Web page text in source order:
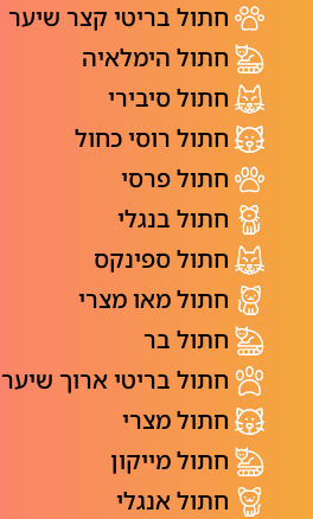
חתול בריטי קצר שיער
חתול הימלאיה
חתול סיבירי
חתול רוסי כחול
חתול פרסי
חתול בנגלי
חתול ספינקס
חתול מאו מצרי
חתול בר
חתול בריטי ארוך שיער
חתול מצרי
חתול מייקון
חתול אנגלי